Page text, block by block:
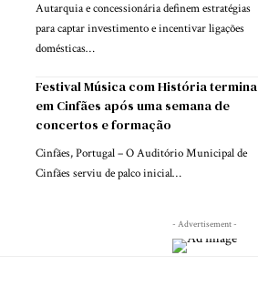
Autarquia e concessionária definem estratégias
para captar investimento e incentivar ligações
domésticas…
Festival Música com História termina
em Cinfães após uma semana de
concertos e formação
Cinfães, Portugal – O Auditório Municipal de
Cinfães serviu de palco inicial…
- Advertisement -